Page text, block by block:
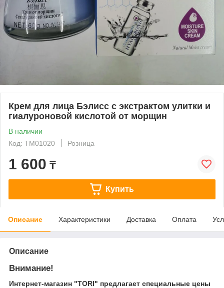
Крем для лица Бэлисс с экстрактом улитки и
гиалуроновой кислотой от морщин
В наличии
Код: ТМ01020
Розница
1 600 ₸
Купить
Описание Характеристики Доставка Оплата
Описание
Внимание!
Интернет-магазин "TORI" предлагает специальные цены